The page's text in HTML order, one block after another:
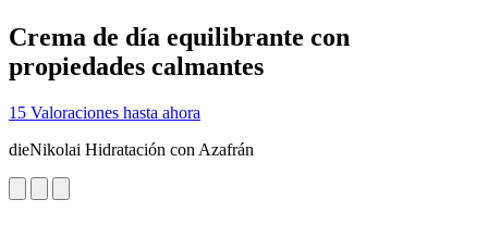
Crema de día equilibrante con
propiedades calmantes
15 Valoraciones hasta ahora
dieNikolai Hidratación con Azafrán